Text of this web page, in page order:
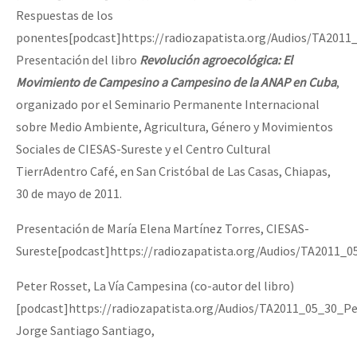
Otras secciones
Semillero Guerra contra la Humanidad. (Las poblaciones y
la naturaleza bajo asedio)
Libros para descargar
Medios Libres
COVID-19
Eventos
Respuestas de los
ponentes[podcast]https://radiozapatista.org/Audios/
Presentación del libro Revolución agroecológica: El
Movimiento de Campesino a Campesino de la ANAP en Cuba,
organizado por el Seminario Permanente Internacional
sobre Medio Ambiente, Agricultura, Género y Movimientos
Sociales de CIESAS-Sureste y el Centro Cultural
TierrAdentro Café, en San Cristóbal de Las Casas, Chiapas,
30 de mayo de 2011.
Presentación de María Elena Martínez Torres, CIESAS-
Sureste[podcast]https://radiozapatista.org/Audios/
Peter Rosset, La Vía Campesina (co-autor del libro)
[podcast]https://radiozapatista.org/Audios/
Jorge Santiago Santiago,